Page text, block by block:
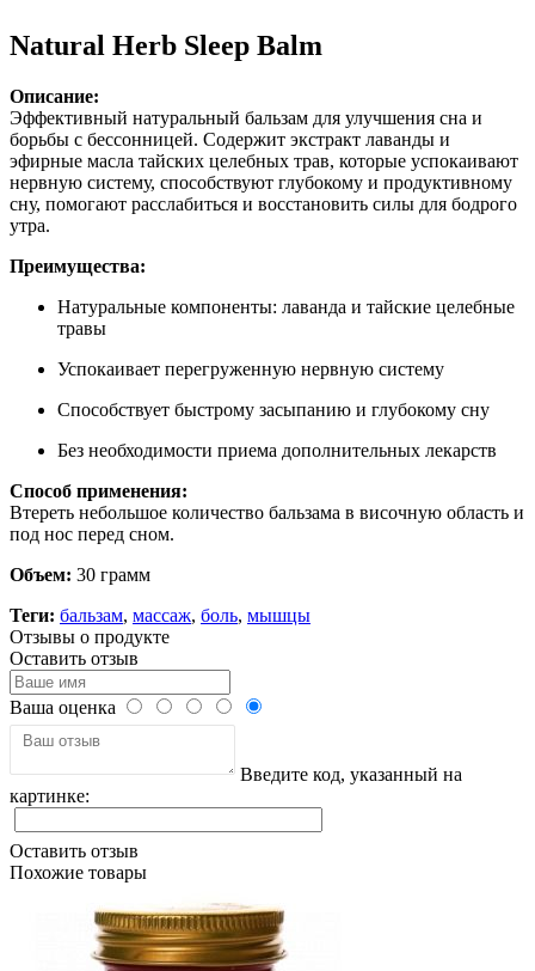
Natural Herb Sleep Balm
Описание:
Эффективный натуральный бальзам для улучшения сна и
борьбы с бессонницей. Содержит экстракт лаванды и
эфирные масла тайских целебных трав, которые успокаивают
нервную систему, способствуют глубокому и продуктивному
сну, помогают расслабиться и восстановить силы для бодрого
утра.
Преимущества:
Натуральные компоненты: лаванда и тайские целебные
травы
Успокаивает перегруженную нервную систему
Способствует быстрому засыпанию и глубокому сну
Без необходимости приема дополнительных лекарств
Способ применения:
Втереть небольшое количество бальзама в височную область и
под нос перед сном.
Объем: 30 грамм
Теги: бальзам, массаж, боль, мышцы
Отзывы о продукте
Оставить отзыв
Ваша оценка
Введите код, указанный на
картинке:
Оставить отзыв
Похожие товары